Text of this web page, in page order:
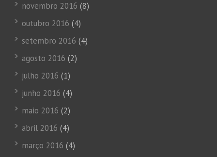
novembro 2016 (8)
outubro 2016 (4)
setembro 2016 (4)
agosto 2016 (2)
julho 2016 (1)
junho 2016 (4)
maio 2016 (2)
abril 2016 (4)
março 2016 (4)